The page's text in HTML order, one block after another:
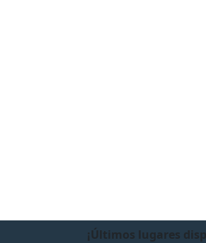
¡Últimos lugares